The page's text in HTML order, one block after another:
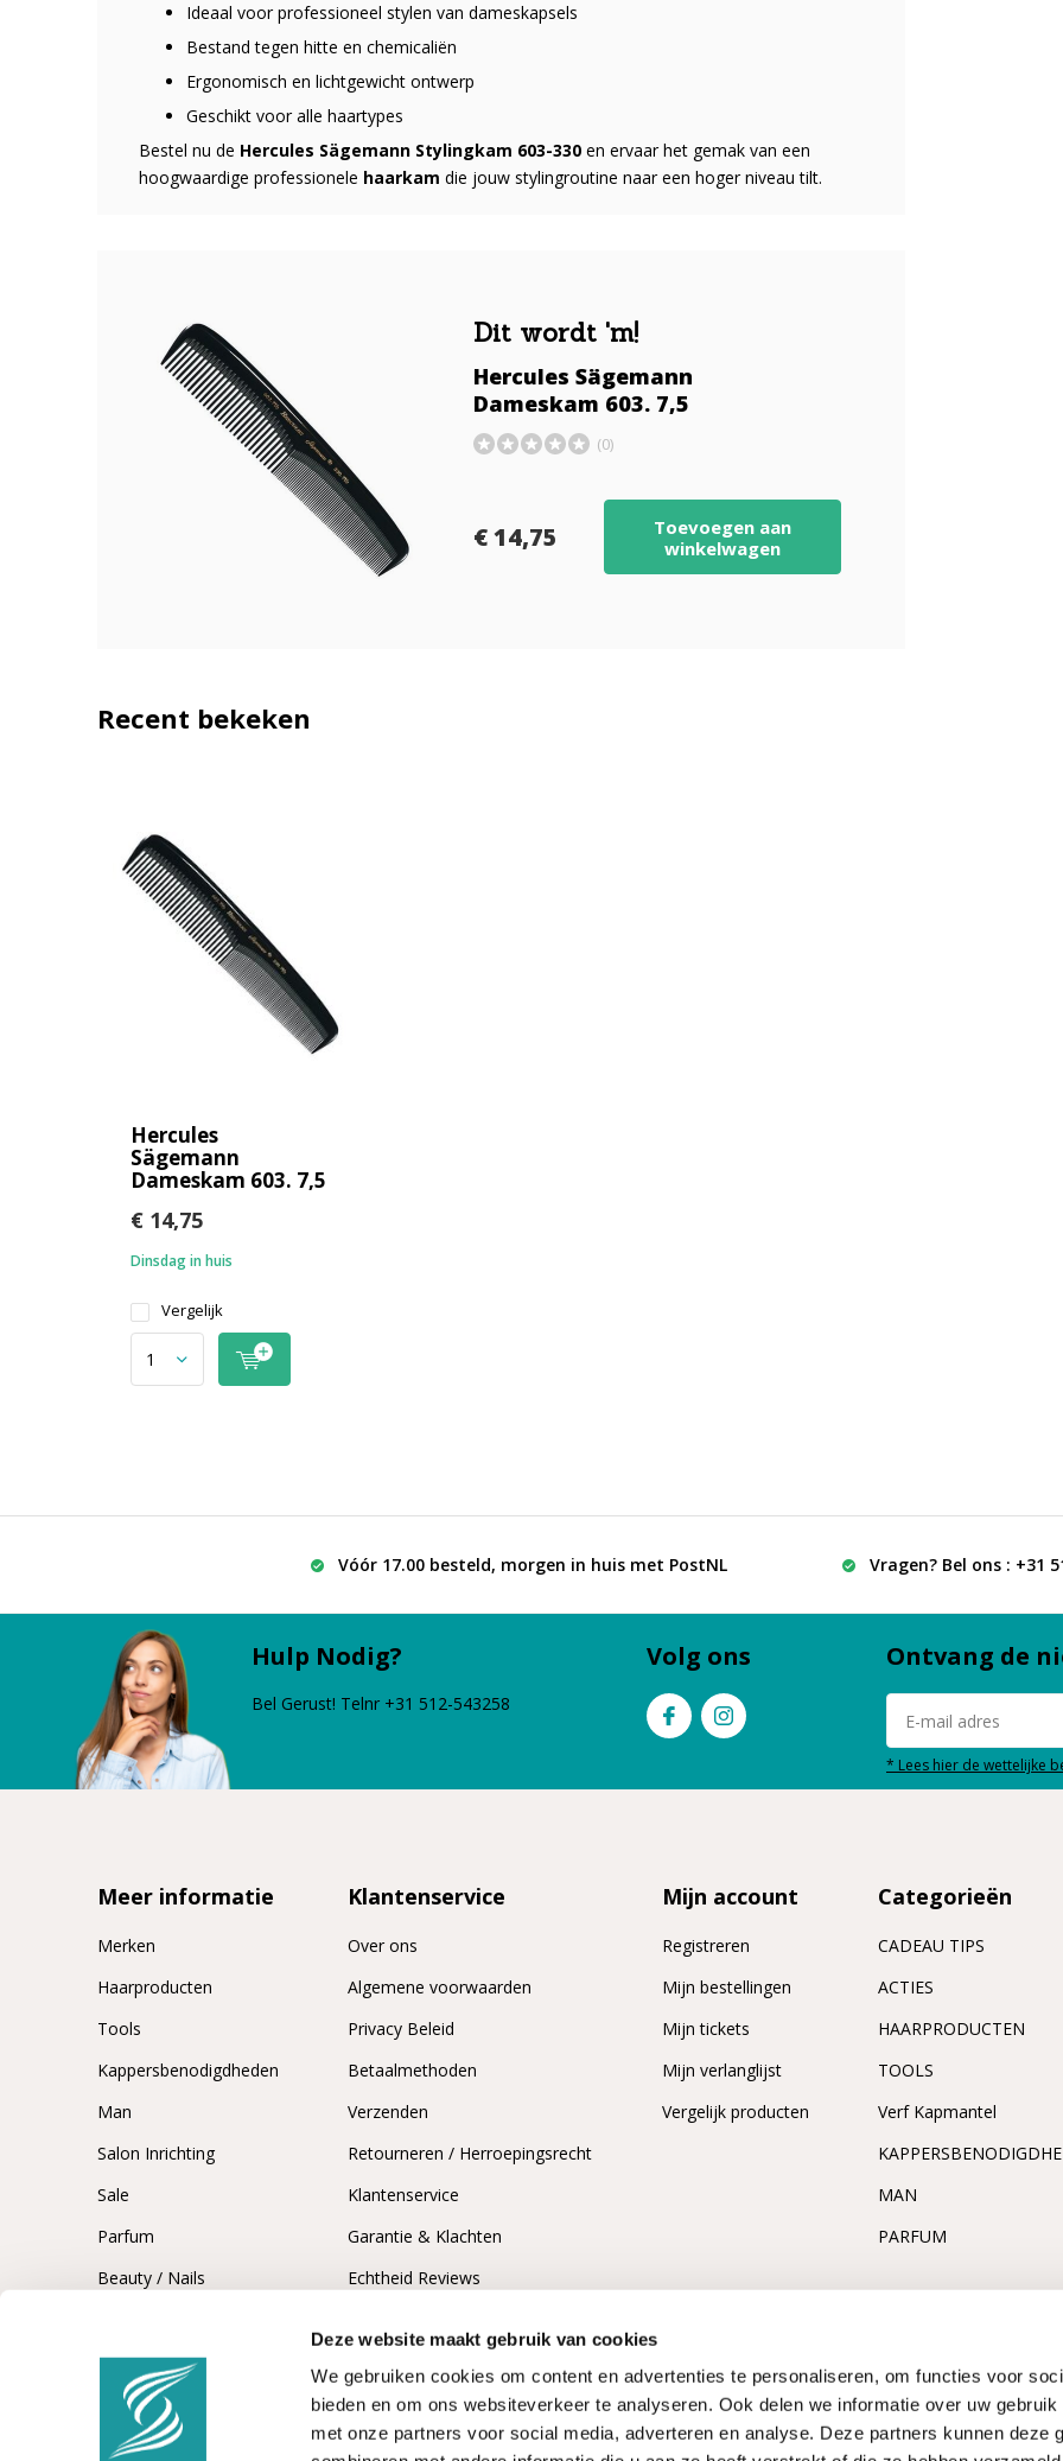
Deze website maakt gebruik van cookies
We gebruiken cookies om content en advertenties te personaliseren, om functies voor
bieden en om ons websiteverkeer te analyseren. Ook delen we informatie over uw
met onze partners voor social media, adverteren en analyse. Deze partners kunnen deze
Ideaal voor professioneel stylen van dameskapsels
Bestand tegen hitte en chemicaliën
Ergonomisch en lichtgewicht ontwerp
Geschikt voor alle haartypes
Bestel nu de Hercules Sägemann Stylingkam 603-330 en ervaar het gemak van een
hoogwaardige professionele haarkam die jouw stylingroutine naar een hoger niveau tilt.
Dit wordt 'm!
Hercules Sägemann
Dameskam 603. 7,5
(0)
€ 14,75
Toevoegen aan
winkelwagen
Recent bekeken
Hercules
Sägemann
Dameskam 603. 7,5
€ 14,75
Dinsdag in huis
Vergelijk
Vóór 17.00 besteld, morgen in huis met PostNL Vragen? Bel ons : +31
Hulp Nodig?
Bel Gerust! Telnr +31 512-543258
Volg ons Ontvang de
* Lees hier de wettelijke
Meer informatie
Merken
Haarproducten
Tools
Kappersbenodigdheden
Man
Salon Inrichting
Sale
Parfum
Beauty / Nails
Klantenservice
Over ons
Algemene voorwaarden
Privacy Beleid
Betaalmethoden
Verzenden
Retourneren / Herroepingsrecht
Klantenservice
Garantie & Klachten
Echtheid Reviews
Mijn account
Registreren
Mijn bestellingen
Mijn tickets
Mijn verlanglijst
Vergelijk producten
Categorieën
CADEAU TIPS
ACTIES
HAARPRODUCTEN
TOOLS
Verf Kapmantel
MAN
PARFUM